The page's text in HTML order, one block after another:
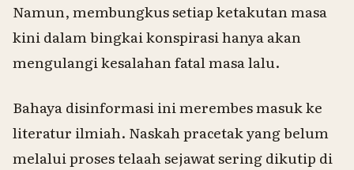
Namun, membungkus setiap ketakutan masa
kini dalam bingkai konspirasi hanya akan
mengulangi kesalahan fatal masa lalu.
Bahaya disinformasi ini merembes masuk ke
literatur ilmiah. Naskah pracetak yang belum
melalui proses telaah sejawat sering dikutip di